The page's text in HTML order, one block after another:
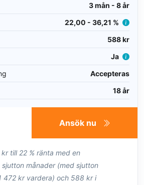
3 mån - 8 år
22,00 - 36,21 %
588 kr
Ja
Accepteras
18 år
Ansök nu
till 22 % ränta med en
månader (med sjutton
472 kr vardera) och 588 kr i